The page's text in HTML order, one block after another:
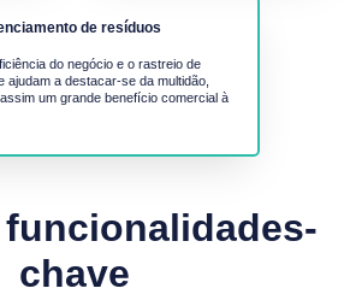
de resíduos
do negócio e o rastreio de
ajudam a destacar-se da multidão,
um grande benefício comercial à
chave